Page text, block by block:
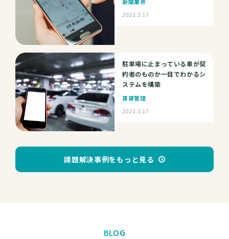
2022.3.17
駐車場に止まっている車が契
約者のものか一目でわかるシ
ステムを構築
賃貸管理
2022.3.17
課題解決事例をもっと見る
BLOG